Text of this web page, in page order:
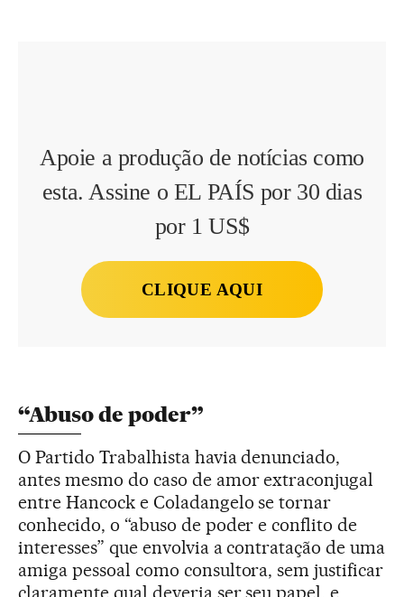
Apoie a produção de notícias como
esta. Assine o EL PAÍS por 30 dias
por 1 US$
CLIQUE AQUI
“Abuso de poder”
O Partido Trabalhista havia denunciado,
antes mesmo do caso de amor extraconjugal
entre Hancock e Coladangelo se tornar
conhecido, o “abuso de poder e conflito de
interesses” que envolvia a contratação de uma
amiga pessoal como consultora, sem justificar
claramente qual deveria ser seu papel, e